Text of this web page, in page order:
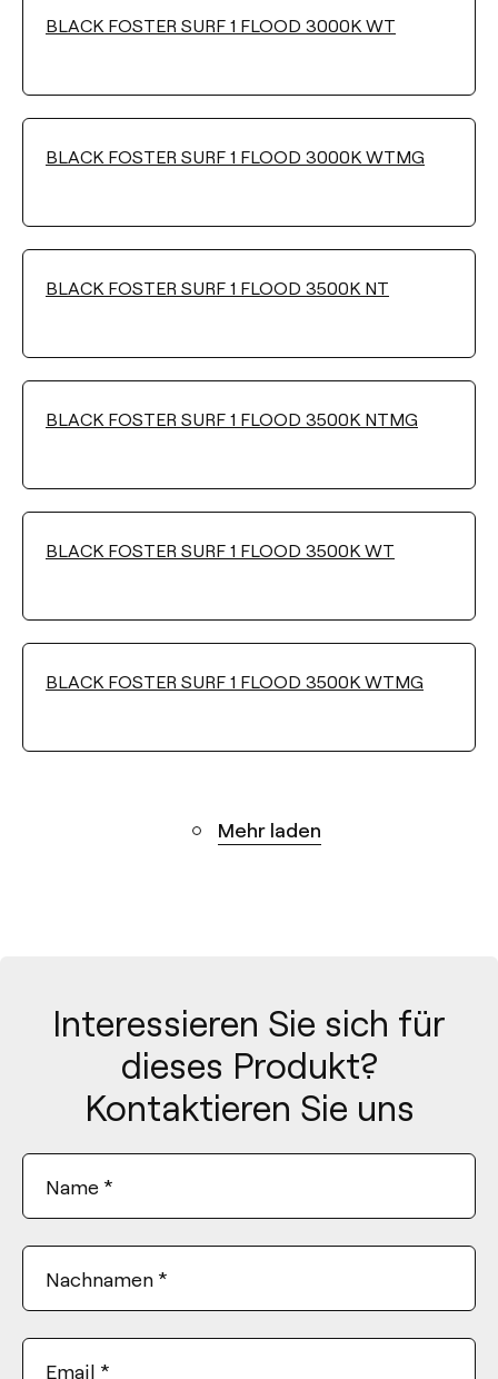
BLACK FOSTER SURF 1 FLOOD 3000K WT
BLACK FOSTER SURF 1 FLOOD 3000K WTMG
BLACK FOSTER SURF 1 FLOOD 3500K NT
BLACK FOSTER SURF 1 FLOOD 3500K NTMG
BLACK FOSTER SURF 1 FLOOD 3500K WT
BLACK FOSTER SURF 1 FLOOD 3500K WTMG
Mehr laden
Interessieren Sie sich für
dieses Produkt?
Kontaktieren Sie uns
Name *
Nachnamen *
Email *